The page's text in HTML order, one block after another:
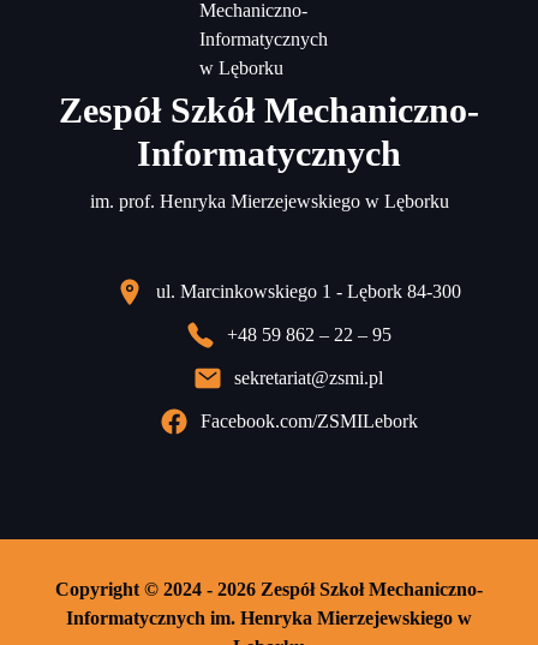
Zespół Szkół Mechaniczno-
Informatycznych
im. prof. Henryka Mierzejewskiego w Lęborku
ul. Marcinkowskiego 1 - Lębork 84-300
+48 59 862 – 22 – 95
sekretariat@zsmi.pl
Facebook.com/ZSMILebork
Copyright © 2024 - 2026 Zespół Szkoł Mechaniczno-
Informatycznych im. Henryka Mierzejewskiego w